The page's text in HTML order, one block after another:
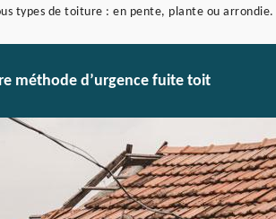
types de toiture : en pente, plante ou arrondie.
méthode d’urgence fuite toit